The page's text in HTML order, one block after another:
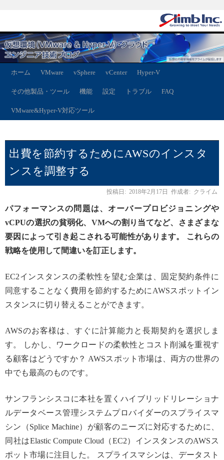
ホーム VMware vSphere vCenter Hyper-V
その他製品・ツール 機能 設定 トラブル FAQ
VMware&Hyper-V対応ツール
出費を節約するためにAWSのインスタ
ンスを調整する
投稿日: 2018年2月17日 作成者: クライム
パフォーマンスの問題は、オーバープロビジョニングや
vCPUの選択の貧弱化、VMへの割り当てなど、さまざまな
要因によって引き起こされる可能性があります。 これらの
戦略を使用して間違いを訂正します。
EC2インスタンスの柔軟性を望む企業は、固定契約条件に
同意することなく費用を節約するためにAWSスポットイン
スタンスに切り替えることができます。
AWSのお客様は、すぐに計算能力と長期契約を選択しま
す。 しかし、ワークロードの柔軟性とコスト削減を重視す
る顧客はどうですか？ AWSスポット市場は、両方の世界の
中でも最高のものです。
サンフランシスコに本社を置くハイブリッドリレーショナ
ルデータベース管理システムプロバイダーのスプライスマ
シン（Splice Machine）が顧客のニーズに対応するために、
同社はElastic Compute Cloud（EC2）インスタンスのAWSス
ポット市場に注目した。 スプライスマシンは、データスト